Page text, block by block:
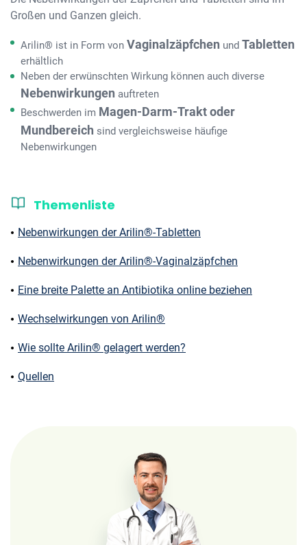
Großen und Ganzen gleich.
Arilin® ist in Form von Vaginalzäpfchen und Tabletten
erhältlich
Neben der erwünschten Wirkung können auch diverse
Nebenwirkungen auftreten
Beschwerden im Magen-Darm-Trakt oder
Mundbereich sind vergleichsweise häufige
Nebenwirkungen
Themenliste
Nebenwirkungen der Arilin®-Tabletten
Nebenwirkungen der Arilin®-Vaginalzäpfchen
Eine breite Palette an Antibiotika online beziehen
Wechselwirkungen von Arilin®
Wie sollte Arilin® gelagert werden?
Quellen